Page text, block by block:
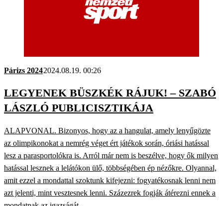
Párizs 20242024.08.19. 00:26
LEGYENEK BÜSZKÉK RÁJUK! – SZABÓ
LÁSZLÓ PUBLICISZTIKÁJA
ALAPVONAL. Bizonyos, hogy az a hangulat, amely lenyűgözte
az olimpikonokat a nemrég véget ért játékok során, óriási hatással
lesz a parasportolókra is. Arról már nem is beszélve, hogy ők milyen
hatással lesznek a lelátókon ülő, többségében ép nézőkre. Olyannal,
amit ezzel a mondattal szoktunk kifejezni: fogyatékosnak lenni nem
azt jelenti, mint vesztesnek lenni. Százezrek fogják átérezni ennek a